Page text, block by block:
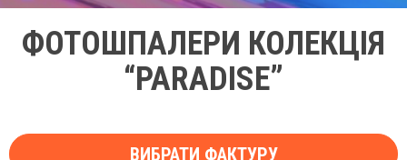
ФОТОШПАЛЕРИ КОЛЕКЦІЯ
“PARADISE”
ВИБРАТИ ФАКТУРУ